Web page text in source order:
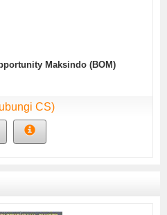
Maksindo (BOM)
CS)